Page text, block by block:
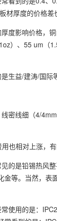
材厚度的价格差
度影响价格，
）、55 um（
生益/建涛/国际
密线细（4/
也相对上涨，有
的是铅锡热风
金等。当然，表
使用的是：